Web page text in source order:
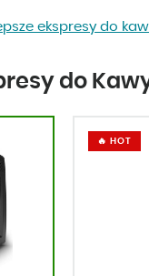
ekspresy do
do
🔥 HOT